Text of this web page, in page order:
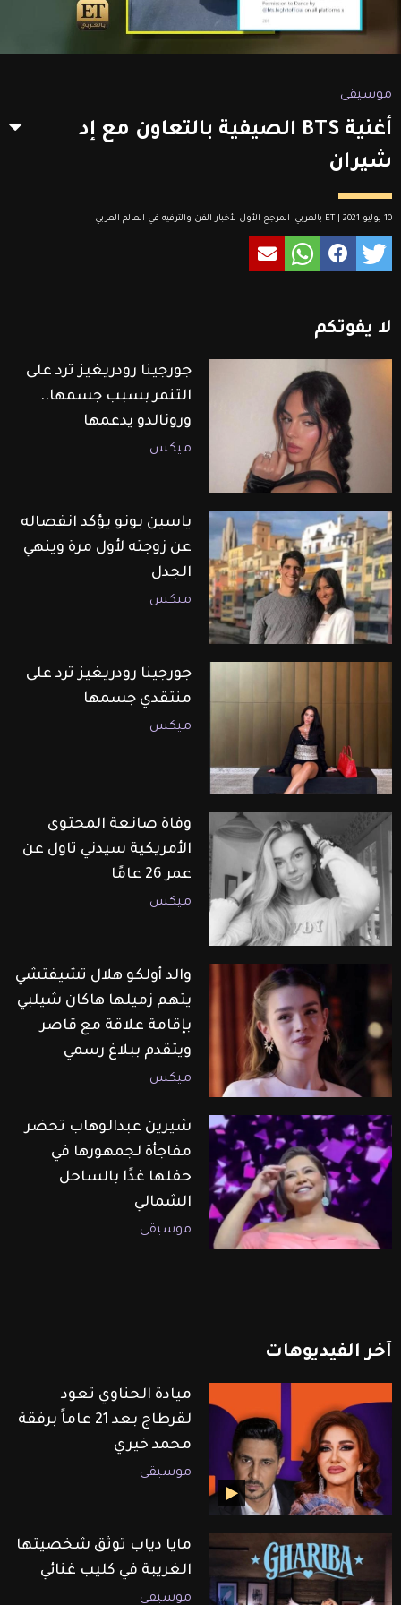
موسيقى
أغنية BTS الصيفية بالتعاون مع إد
شيران
10 يوليو 2021 | ET بالعربي: المرجع الأول لأخبار الفن والترفيه في العالم العربي
لا يفوتكم
جورجينا رودريغيز ترد على
التنمر بسبب جسمها..
ورونالدو يدعمها
ميكس
ياسين بونو يؤكد انفصاله
عن زوجته لأول مرة وينهي
الجدل
ميكس
جورجينا رودريغيز ترد على
منتقدي جسمها
ميكس
وفاة صانعة المحتوى
الأمريكية سيدني تاول عن
عمر 26 عامًا
ميكس
والد أولكو هلال تشيفتشي
يتهم زميلها هاكان شيلبي
بإقامة علاقة مع قاصر
ويتقدم ببلاغ رسمي
ميكس
شيرين عبدالوهاب تحضر
مفاجأة لجمهورها في
حفلها غدًا بالساحل
الشمالي
موسيقى
آخر الفيديوهات
ميادة الحناوي تعود
لقرطاج بعد 21 عاماً برفقة
محمد خيري
موسيقى
مايا دياب توثق شخصيتها
الغريبة في كليب غنائي
موسيقى